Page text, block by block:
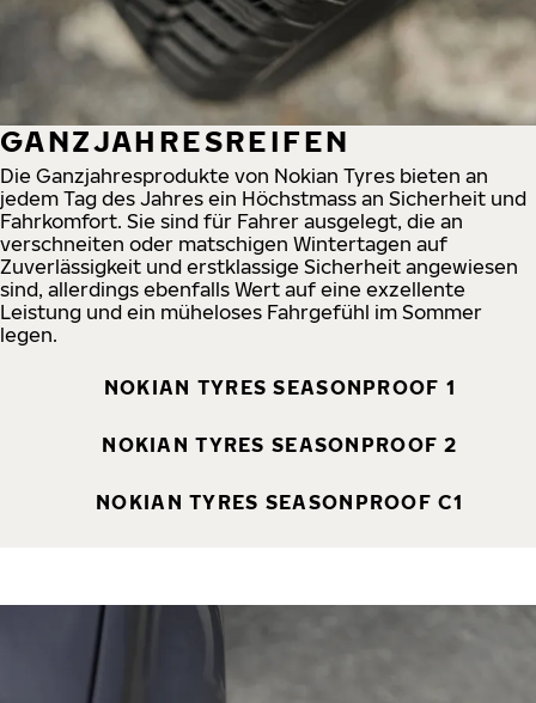
GANZJAHRESREIFEN
Die Ganzjahresprodukte von Nokian Tyres bieten an
jedem Tag des Jahres ein Höchstmass an Sicherheit und
Fahrkomfort. Sie sind für Fahrer ausgelegt, die an
verschneiten oder matschigen Wintertagen auf
Zuverlässigkeit und erstklassige Sicherheit angewiesen
sind, allerdings ebenfalls Wert auf eine exzellente
Leistung und ein müheloses Fahrgefühl im Sommer
legen.
NOKIAN TYRES SEASONPROOF 1
NOKIAN TYRES SEASONPROOF 2
NOKIAN TYRES SEASONPROOF C1